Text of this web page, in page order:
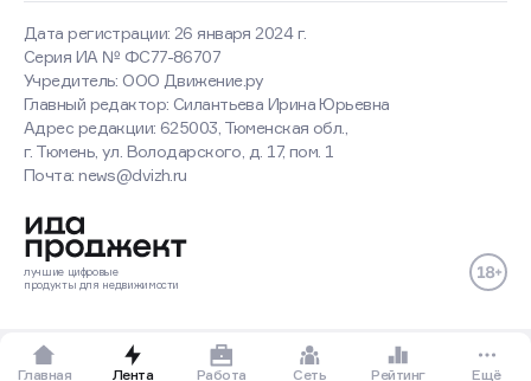
Дата регистрации: 26 января 2024 г.
Серия ИА № ФС77-86707
Учредитель: ООО Движение.ру
Главный редактор: Силантьева Ирина Юрьевна
Адрес редакции: 625003, Тюменская обл.,
г. Тюмень, ул. Володарского, д. 17, пом. 1
Почта: news@dvizh.ru
лучшие цифровые
продукты для недвижимости
Главная Лента Работа Сеть Рейтинг Ещё